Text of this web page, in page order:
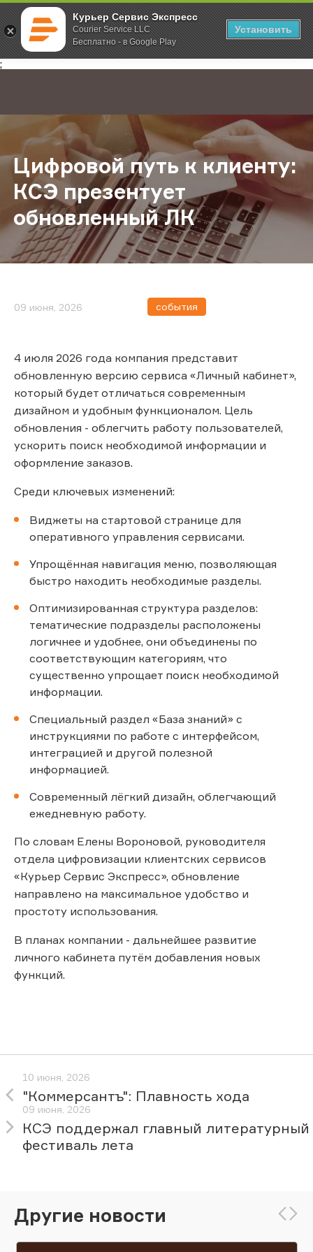
Курьер Сервис Экспресс
Courier Service LLC
Бесплатно - в Google Play
Установить
;
Главная О компании Новости Цифровой путь к клиенту: КСЭ
Цифровой путь к клиенту:
КСЭ презентует
обновленный ЛК
09 июня, 2026 события
4 июля 2026 года компания представит
обновленную версию сервиса «Личный кабинет»,
который будет отличаться современным
дизайном и удобным функционалом. Цель
обновления - облегчить работу пользователей,
ускорить поиск необходимой информации и
оформление заказов.
Среди ключевых изменений:
Виджеты на стартовой странице для
оперативного управления сервисами.
Упрощённая навигация меню, позволяющая
быстро находить необходимые разделы.
Оптимизированная структура разделов:
тематические подразделы расположены
логичнее и удобнее, они объединены по
соответствующим категориям, что
существенно упрощает поиск необходимой
информации.
Специальный раздел «База знаний» с
инструкциями по работе с интерфейсом,
интеграцией и другой полезной
информацией.
Современный лёгкий дизайн, облегчающий
ежедневную работу.
По словам Елены Вороновой, руководителя
отдела цифровизации клиентских сервисов
«Курьер Сервис Экспресс», обновление
направлено на максимальное удобство и
простоту использования.
В планах компании - дальнейшее развитие
личного кабинета путём добавления новых
функций.
10 июня, 2026
"Коммерсантъ": Плавность хода
09 июня, 2026
КСЭ поддержал главный литературный
фестиваль лета
Другие новости